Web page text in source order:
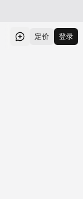
定价 登录